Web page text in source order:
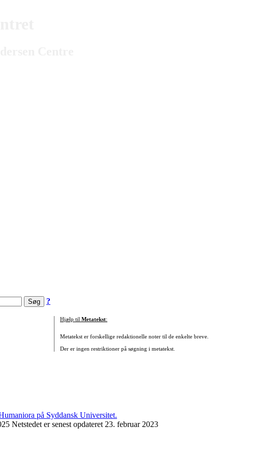
?
Hjælp til Metatekst:
Metatekst er forskellige redaktionelle noter til de enkelte breve.
Der er ingen restriktioner på søgning i metatekst.
Netstedet er senest opdateret 23. februar 2023